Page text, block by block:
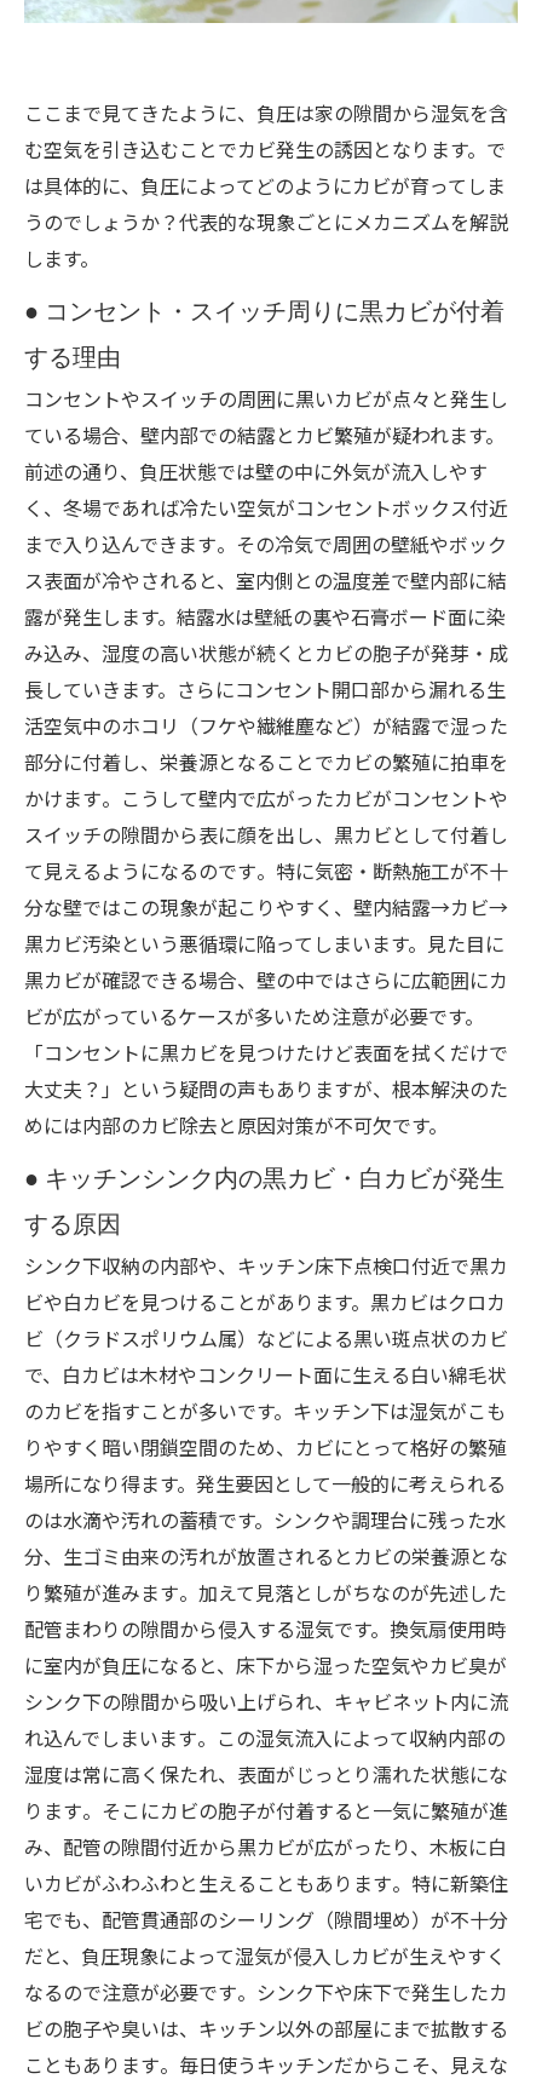
ここまで見てきたように、負圧は家の隙間から湿気を含
む空気を引き込むことでカビ発生の誘因となります。で
は具体的に、負圧によってどのようにカビが育ってしま
うのでしょうか？代表的な現象ごとにメカニズムを解説
します。
● コンセント・スイッチ周りに黒カビが付着
する理由
コンセントやスイッチの周囲に黒いカビが点々と発生し
ている場合、壁内部での結露とカビ繁殖が疑われます。
前述の通り、負圧状態では壁の中に外気が流入しやす
く、冬場であれば冷たい空気がコンセントボックス付近
まで入り込んできます​。その冷気で周囲の壁紙やボック
ス表面が冷やされると、室内側との温度差で壁内部に結
露が発生します。結露水は壁紙の裏や石膏ボード面に染
み込み、湿度の高い状態が続くとカビの胞子が発芽・成
長していきます。さらにコンセント開口部から漏れる生
活空気中のホコリ（フケや繊維塵など）が結露で湿った
部分に付着し、栄養源となることでカビの繁殖に拍車を
かけます​。こうして壁内で広がったカビがコンセントや
スイッチの隙間から表に顔を出し、黒カビとして付着し
て見えるようになるのです​。特に気密・断熱施工が不十
分な壁ではこの現象が起こりやすく、壁内結露→カビ→
黒カビ汚染という悪循環に陥ってしまいます。見た目に
黒カビが確認できる場合、壁の中ではさらに広範囲にカ
ビが広がっているケースが多いため注意が必要です。
「コンセントに黒カビを見つけたけど表面を拭くだけで
大丈夫？」という疑問の声もありますが、根本解決のた
めには内部のカビ除去と原因対策が不可欠です。
● キッチンシンク内の黒カビ・白カビが発生
する原因
シンク下収納の内部や、キッチン床下点検口付近で黒カ
ビや白カビを見つけることがあります。黒カビはクロカ
ビ（クラドスポリウム属）などによる黒い斑点状のカビ
で、白カビは木材やコンクリート面に生える白い綿毛状
のカビを指すことが多いです。キッチン下は湿気がこも
りやすく暗い閉鎖空間のため、カビにとって格好の繁殖
場所になり得ます。発生要因として一般的に考えられる
のは水滴や汚れの蓄積です。シンクや調理台に残った水
分、生ゴミ由来の汚れが放置されるとカビの栄養源とな
り繁殖が進みます​。加えて見落としがちなのが先述した
配管まわりの隙間から侵入する湿気です。換気扇使用時
に室内が負圧になると、床下から湿った空気やカビ臭が
シンク下の隙間から吸い上げられ、キャビネット内に流
れ込んでしまいます​。この湿気流入によって収納内部の
湿度は常に高く保たれ、表面がじっとり濡れた状態にな
ります​。そこにカビの胞子が付着すると一気に繁殖が進
み、配管の隙間付近から黒カビが広がったり、木板に白
いカビがふわふわと生えることもあります​。特に新築住
宅でも、配管貫通部のシーリング（隙間埋め）が不十分
だと、負圧現象によって湿気が侵入しカビが生えやすく
なるので注意が必要です​。シンク下や床下で発生したカ
ビの胞子や臭いは、キッチン以外の部屋にまで拡散する
こともあります​。毎日使うキッチンだからこそ、見えな